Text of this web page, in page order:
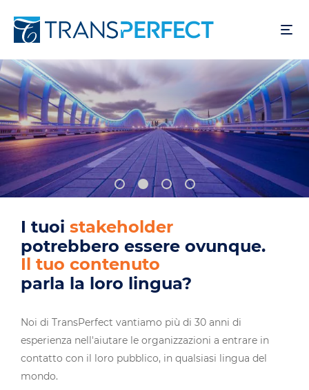
al
principale
I tuoi utenti
potrebbero essere ovunque.
Il tuo prodotto
parla la loro lingua?
Noi di TransPerfect vantiamo più di 30 anni di
esperienza nell'aiutare le organizzazioni a entrare in
contatto con il loro pubblico, in qualsiasi lingua del
mondo.